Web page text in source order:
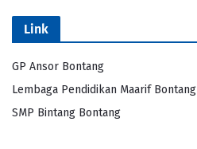
Link
GP Ansor Bontang
Lembaga Pendidikan Maarif Bontang
SMP Bintang Bontang